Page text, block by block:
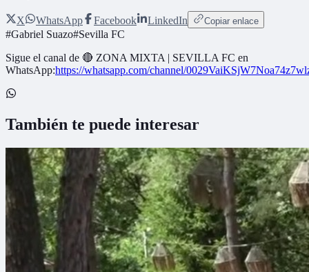
X WhatsApp Facebook LinkedIn Copiar enlace
#Gabriel Suazo#Sevilla FC
Sigue el canal de 🔴 ZONA MIXTA | SEVILLA FC en
WhatsApp:https://whatsapp.com/channel/
También te puede interesar